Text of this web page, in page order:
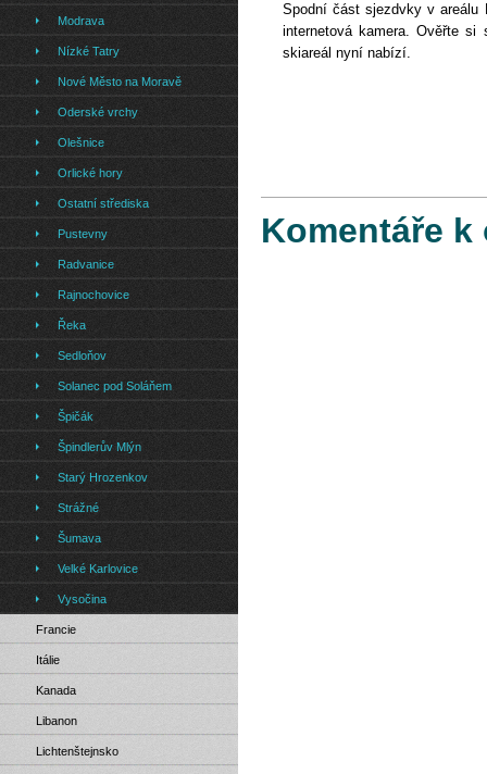
Spodní část sjezdvky v
internetová kamera. Ověřte si
skiareál nyní nabízí.
Komentáře k
Modrava
Nízké Tatry
Nové Město na Moravě
Oderské vrchy
Olešnice
Orlické hory
Ostatní střediska
Pustevny
Radvanice
Rajnochovice
Řeka
Sedloňov
Solanec pod Soláňem
Špičák
Špindlerův Mlýn
Starý Hrozenkov
Strážné
Šumava
Velké Karlovice
Vysočina
Francie
Itálie
Kanada
Libanon
Lichtenštejnsko